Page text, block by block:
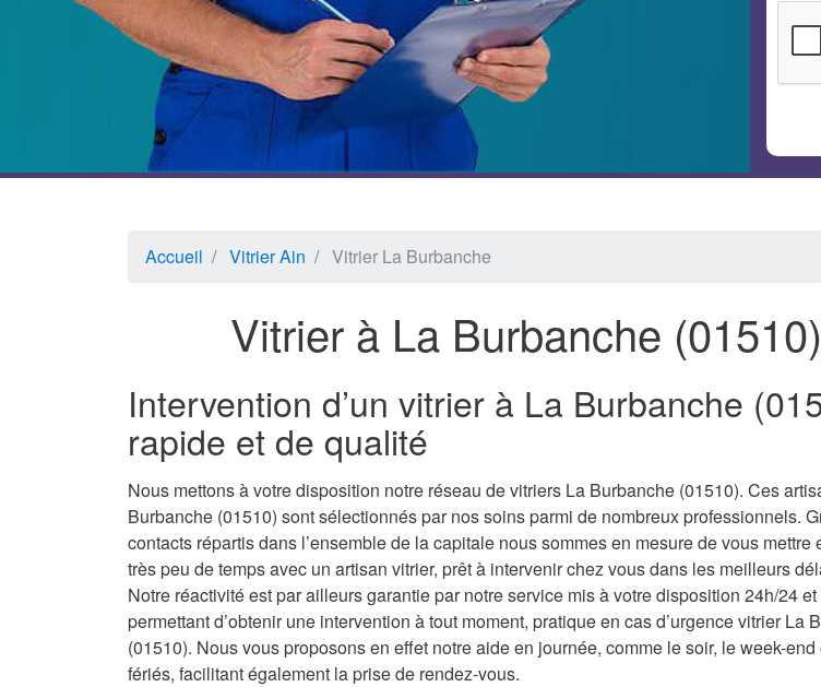
Accueil Vitrier Ain Vitrier La Burbanche
Vitrier à La Burbanche (01510)
Intervention d’un vitrier à La Burbanche
rapide et de qualité
Nous mettons à votre disposition notre réseau de vitriers La Burbanche (01510). Ces
Burbanche (01510) sont sélectionnés par nos soins parmi de nombreux professionnels.
contacts répartis dans l’ensemble de la capitale nous sommes en mesure de vous mettre
très peu de temps avec un artisan vitrier, prêt à intervenir chez vous dans les meilleurs
Notre réactivité est par ailleurs garantie par notre service mis à votre disposition 24h/24
permettant d’obtenir une intervention à tout moment, pratique en cas d’urgence vitrier La
(01510). Nous vous proposons en effet notre aide en journée, comme le soir, le week-
fériés, facilitant également la prise de rendez-vous.